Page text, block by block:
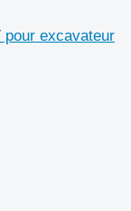
pour excavateur